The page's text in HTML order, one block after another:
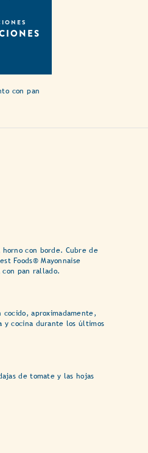
con pan
con borde. Cubre de
Foods® Mayonnaise
con pan rallado.
aproximadamente,
y cocina durante los últimos
de tomate y las hojas